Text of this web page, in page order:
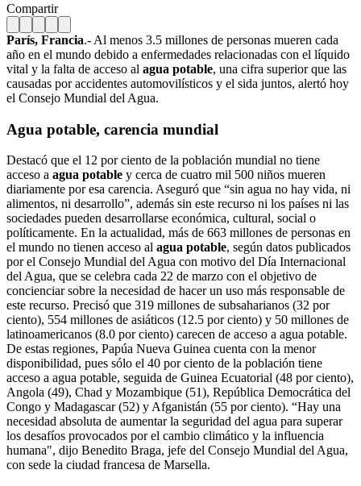
Compartir
París, Francia.- Al menos 3.5 millones de personas mueren cada
año en el mundo debido a enfermedades relacionadas con el líquido
vital y la falta de acceso al agua potable, una cifra superior que las
causadas por accidentes automovilísticos y el sida juntos, alertó hoy
el Consejo Mundial del Agua.
Agua potable, carencia mundial
Destacó que el 12 por ciento de la población mundial no tiene
acceso a agua potable y cerca de cuatro mil 500 niños mueren
diariamente por esa carencia. Aseguró que “sin agua no hay vida, ni
alimentos, ni desarrollo”, además sin este recurso ni los países ni las
sociedades pueden desarrollarse económica, cultural, social o
políticamente. En la actualidad, más de 663 millones de personas en
el mundo no tienen acceso al agua potable, según datos publicados
por el Consejo Mundial del Agua con motivo del Día Internacional
del Agua, que se celebra cada 22 de marzo con el objetivo de
concienciar sobre la necesidad de hacer un uso más responsable de
este recurso. Precisó que 319 millones de subsaharianos (32 por
ciento), 554 millones de asiáticos (12.5 por ciento) y 50 millones de
latinoamericanos (8.0 por ciento) carecen de acceso a agua potable.
De estas regiones, Papúa Nueva Guinea cuenta con la menor
disponibilidad, pues sólo el 40 por ciento de la población tiene
acceso a agua potable, seguida de Guinea Ecuatorial (48 por ciento),
Angola (49), Chad y Mozambique (51), República Democrática del
Congo y Madagascar (52) y Afganistán (55 por ciento). “Hay una
necesidad absoluta de aumentar la seguridad del agua para superar
los desafíos provocados por el cambio climático y la influencia
humana", dijo Benedito Braga, jefe del Consejo Mundial del Agua,
con sede la ciudad francesa de Marsella.